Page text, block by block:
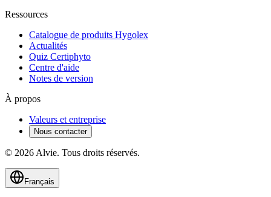
Ressources
Catalogue de produits Hygolex
Actualités
Quiz Certiphyto
Centre d'aide
Notes de version
À propos
Valeurs et entreprise
Nous contacter
© 2026 Alvie. Tous droits réservés.
Français